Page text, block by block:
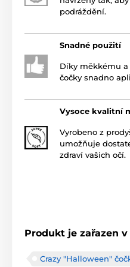
podráždění.
Snadné použití
Díky měkkému
čočky snadno
Vysoce kvalitní
Vyrobeno z
umožňuje
zdraví vašich očí.
Produkt je zařazen
Crazy "Halloween"